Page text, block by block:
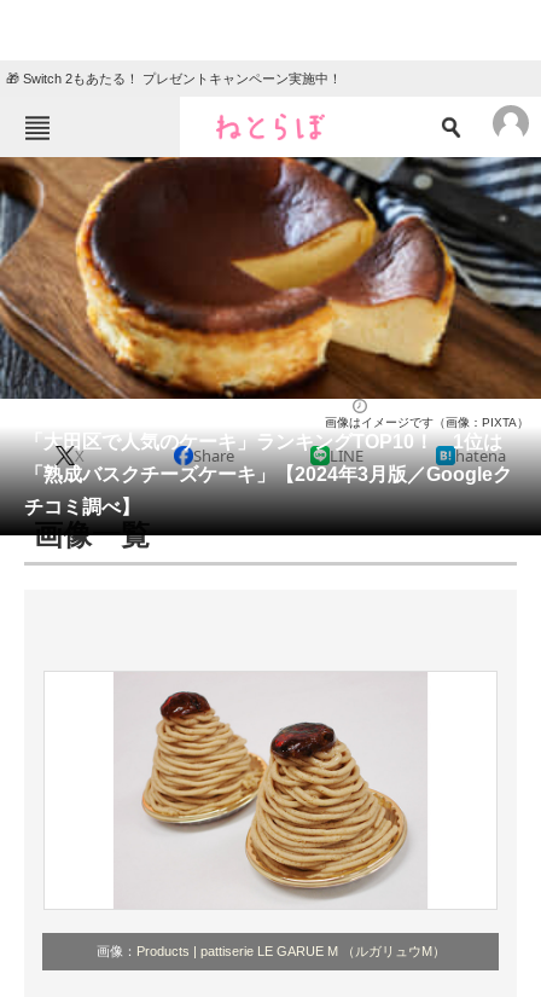
🎁 Switch 2もあたる！ プレゼントキャンペーン実施中！
ねとらぼメニュー
TOP ニュース
エンタメ クイズ
グルメ 地域
住まい 教育・育児
動物 リサーチ
会員記事
メディア
注目記事を集めた総合ページ
進化するPCとデバイスの未来
好きが集まる 比べて選べる
ビジネスと働き方のヒント
経営リーダーのコミュニティ
「大田区で人気のケーキ」ランキングTOP10！ 1位は
「熟成バスクチーズケーキ」【2024年3月版／Googleク
チコミ調べ】
画像はイメージです（画像：PIXTA）
X Share LINE hatena
画像一覧
画像： Products | pattiserie LE GARUE M （ルガリュウM）